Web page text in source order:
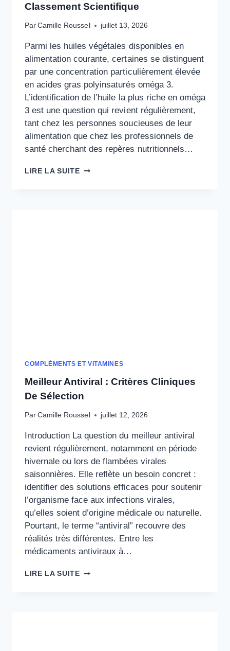
Classement Scientifique
Par Camille Roussel juillet 13, 2026
Parmi les huiles végétales disponibles en
alimentation courante, certaines se distinguent
par une concentration particulièrement élevée
en acides gras polyinsaturés oméga 3.
L’identification de l’huile la plus riche en oméga
3 est une question qui revient régulièrement,
tant chez les personnes soucieuses de leur
alimentation que chez les professionnels de
santé cherchant des repères nutritionnels…
LIRE LA SUITE HUILE
COMPLÉMENTS ET VITAMINES
Meilleur Antiviral : Critères Cliniques
De Sélection
Par Camille Roussel juillet 12, 2026
Introduction La question du meilleur antiviral
revient régulièrement, notamment en période
hivernale ou lors de flambées virales
saisonnières. Elle reflète un besoin concret :
identifier des solutions efficaces pour soutenir
l’organisme face aux infections virales,
qu’elles soient d’origine médicale ou naturelle.
Pourtant, le terme “antiviral” recouvre des
réalités très différentes. Entre les
médicaments antiviraux à…
LIRE LA SUITE MEILLEUR